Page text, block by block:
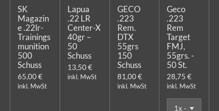
SK
Magazin
e .22lr-
Trainings
munition
500
Schuss
65,00 €
inkl. MwSt
Lapua
.22 LR
Center-X
40gr –
50
Schuss
13,50 €
inkl. MwSt
GECO
.223
Rem.
DTX
55grs
150
Schuss
81,00 €
inkl. MwSt
Geco
.223
Rem
Target
FMJ,
55grs. -
50 St.
28,75 €
inkl. MwSt